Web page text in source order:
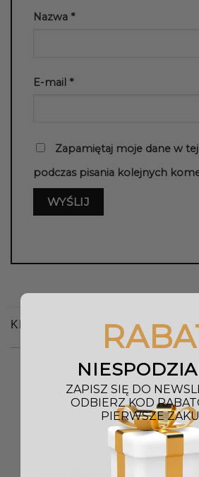
Nazwa *
E-mail *
Zapamiętaj moje dane w
podczas pisania kolejnych
KLIENCI OGLĄDALI RÓWNIEŻ
ZAPISZ SIĘ DO
ODBIERZ KOD
PIERWSZE